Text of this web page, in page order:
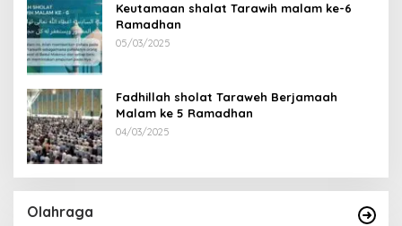
Keutamaan shalat Tarawih malam ke-6
Ramadhan
05/03/2025
Fadhillah sholat Taraweh Berjamaah
Malam ke 5 Ramadhan
04/03/2025
Olahraga